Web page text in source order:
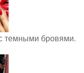
темными бровями.